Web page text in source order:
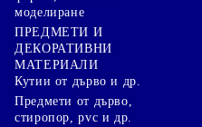
моделиране
ПРЕДМЕТИ И
ДЕКОРАТИВНИ
МАТЕРИАЛИ
Кутии от дърво и др.
Предмети от дърво,
стиропор, pvc и др.